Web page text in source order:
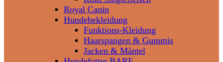
Royal Canin
Hundebekleidung
Funktions-Kleidung
Haarspangen & Gummis
Jacken & Mäntel